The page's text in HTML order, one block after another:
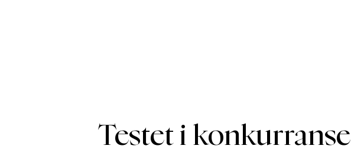
Testet i konkurranse